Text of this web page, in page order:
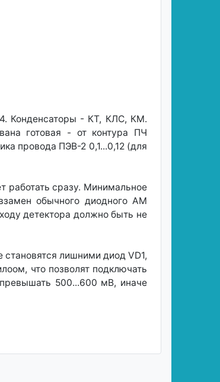
Конденсаторы - КТ, КЛС, КМ.
готовая - от контура ПЧ
провода ПЭВ-2 0,1...0,12 (для
работать сразу. Минимальное
обычного диодного АМ
детектора должно быть не
становятся лишними диод VD1,
что позволят подключать
500...600 мВ, иначе